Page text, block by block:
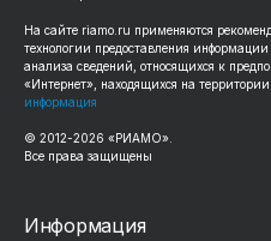
На сайте riamo.ru применяются
технологии предоставления
анализа сведений, относящихся к
«Интернет», находящихся на
информация
© 2012-2026 «РИАМО».
Все права защищены
Информация